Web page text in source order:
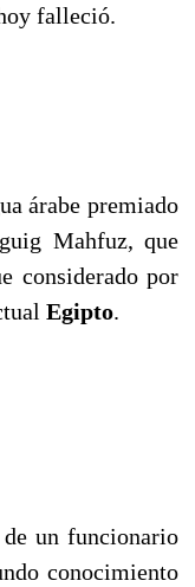
falleció.
árabe premiado
Mahfuz, que
considerado por
Egipto.
un funcionario
conocimiento